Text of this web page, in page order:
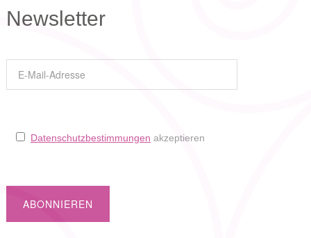
Newsletter
Datenschutzbestimmungen akzeptieren